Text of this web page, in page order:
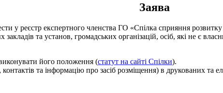
Заява
у реєстр експертного членства ГО «Спілка сприяння розвитку
та установ, громадських організацій, осіб, які не є
його положення (статут на сайті Спілки).
та інформацію про засіб розміщення) в друкованих та